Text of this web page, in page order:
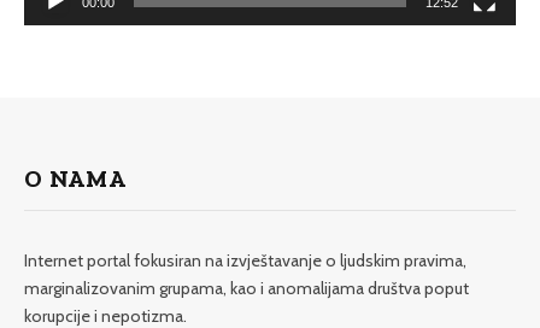
O NAMA
Internet portal fokusiran na izvještavanje o ljudskim pravima,
marginalizovanim grupama, kao i anomalijama društva poput
korupcije i nepotizma.